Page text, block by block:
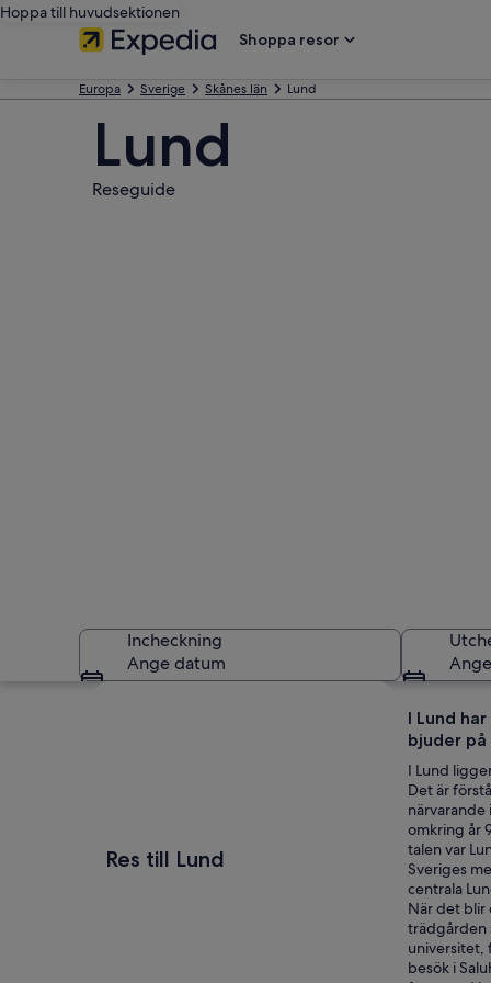
Hoppa till huvudsektionen
Shoppa resor
Europa Sverige Skånes län Lund
Lund
Reseguide
En historisk
Incheckning
Ange datum
Res till Lund
I Lund
bjuder
I Lund
Det är
omkring år
talen var
Sveriges
centrala
När det blir
trädgården
universitet,
besök i